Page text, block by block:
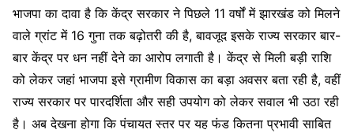
भाजपा का दावा है कि केंद्र सरकार ने पिछले 11 वर्षों में झारखंड को मिलने
वाले ग्रांट में 16 गुना तक बढ़ोतरी की है, बावजूद इसके राज्य सरकार बार-
बार केंद्र पर धन नहीं देने का आरोप लगाती है। केंद्र से मिली बड़ी राशि
को लेकर जहां भाजपा इसे ग्रामीण विकास का बड़ा अवसर बता रही है, वहीं
राज्य सरकार पर पारदर्शिता और सही उपयोग को लेकर सवाल भी उठा रही
है। अब देखना होगा कि पंचायत स्तर पर यह फंड कितना प्रभावी साबित